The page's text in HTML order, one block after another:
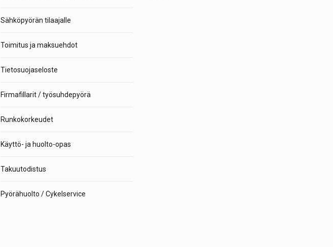
Sähköpyörän tilaajalle
Toimitus ja maksuehdot
Tietosuojaseloste
Firmafillarit / työsuhdepyörä
Runkokorkeudet
Käyttö- ja huolto-opas
Takuutodistus
Pyörähuolto / Cykelservice